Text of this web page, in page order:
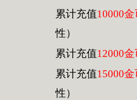
累计充值10000
性）
累计充值12000
累计充值15000
性）